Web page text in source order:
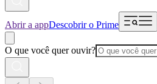
Abrir a appDescobrir o Prime
O que você quer ouvir?